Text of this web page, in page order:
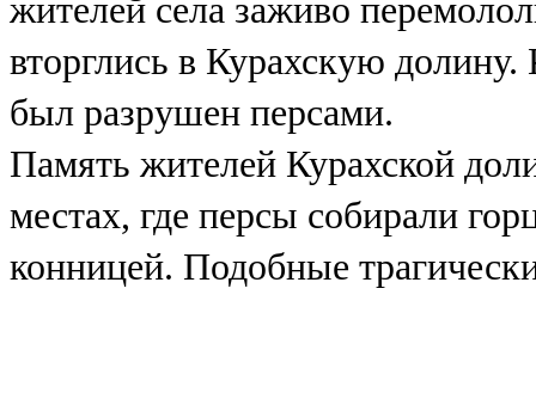
жителей села заживо
вторглись в Курахскую
был разрушен персами.
Память жителей Курахской
местах, где персы собирали
конницей. Подобные